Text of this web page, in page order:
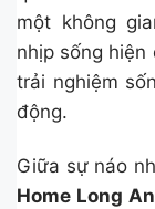
một không
nhịp sống
trải nghiệm
động.
Giữa sự náo
Home Long An